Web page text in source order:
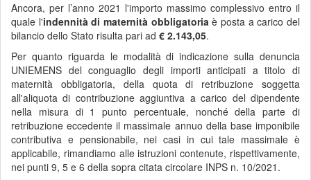
Ancora, per l’anno 2021 l'importo massimo complessivo entro il
quale l'indennità di maternità obbligatoriaè posta a carico del
bilancio dello Stato risulta pari ad € 2.143,05.
Per quanto riguarda le modalità di indicazione sulla denuncia
UNIEMENS del conguaglio degli importi anticipati a titolo di
maternità obbligatoria, della quota di retribuzione soggetta
all'aliquota di contribuzione aggiuntiva a carico del dipendente
nella misura di 1 punto percentuale, nonché della parte di
retribuzione eccedente il massimale annuo della base imponibile
contributiva e pensionabile, nei casi in cui tale massimale è
applicabile, rimandiamo alle istruzioni contenute, rispettivamente,
nei punti 9, 5 e 6 della sopra citata circolare INPS n. 10/2021.